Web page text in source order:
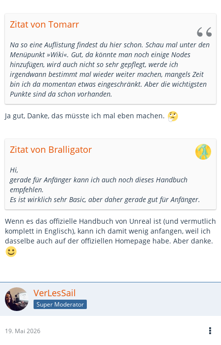
Zitat von Tomarr
Na so eine Auflistung findest du hier schon. Schau mal unter den
Menüpunkt »Wiki«. Gut, da könnte man noch einige Nodes
hinzufügen, wird auch nicht so sehr gepflegt, werde ich
irgendwann bestimmt mal wieder weiter machen, mangels Zeit
bin ich da momentan etwas eingeschränkt. Aber die wichtigsten
Punkte sind da schon vorhanden.
Ja gut, Danke, das müsste ich mal eben machen.
Zitat von Bralligator
Hi,
gerade für Anfänger kann ich auch noch dieses Handbuch
empfehlen.
Es ist wirklich sehr Basic, aber daher gerade gut für Anfänger.
Wenn es das offizielle Handbuch von Unreal ist (und vermutlich
komplett in Englisch), kann ich damit wenig anfangen, weil ich
dasselbe auch auf der offiziellen Homepage habe. Aber danke.
VerLesSail
Super Moderator
19. Mai 2026